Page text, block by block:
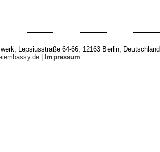
Lepsiusstraße 64-66, 12163 Berlin, Deutschland
Impressum